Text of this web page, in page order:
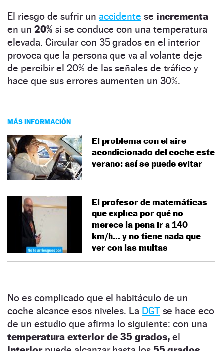
El riesgo de sufrir un accidente se incrementa
en un 20% si se conduce con una temperatura
elevada. Circular con 35 grados en el interior
provoca que la persona que va al volante deje
de percibir el 20% de las señales de tráfico y
hace que sus errores aumenten un 30%.
MÁS INFORMACIÓN
El problema con el aire
acondicionado del coche este
verano: así se puede evitar
El profesor de matemáticas
que explica por qué no
merece la pena ir a 140
km/h… y no tiene nada que
ver con las multas
No es complicado que el habitáculo de un
coche alcance esos niveles. La DGT se hace eco
de un estudio que afirma lo siguiente: con una
temperatura exterior de 35 grados, el